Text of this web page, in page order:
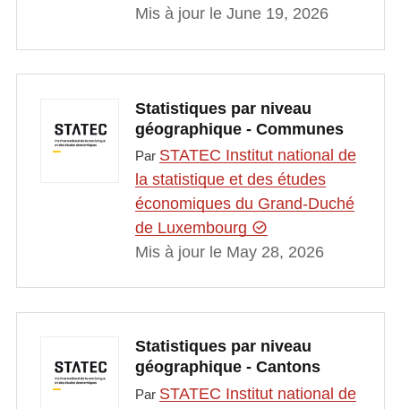
Mis à jour le June 19, 2026
Statistiques par niveau
géographique - Communes
Par STATEC Institut national de
la statistique et des études
économiques du Grand-Duché
de Luxembourg
Mis à jour le May 28, 2026
Statistiques par niveau
géographique - Cantons
Par STATEC Institut national de